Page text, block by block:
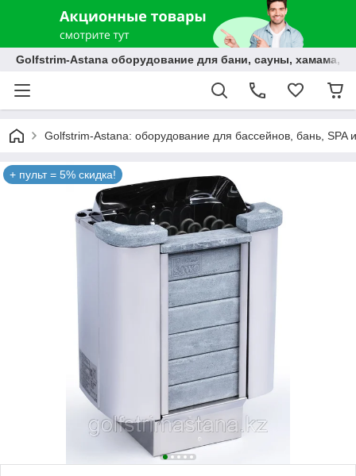
Golfstrim-Astana оборудование для бани, сауны, хамама,
Golfstrim-Astana: оборудование для бассейнов, бань, SPA
+ пульт = 5% скидка!